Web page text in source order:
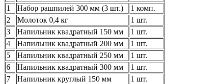
1
Набор рашпилей 300 мм (3 шт.)
1 комп.
2
Молоток 0,4 кг
1 шт.
3
Напильник квадратный 150 мм
1 шт.
4
Напильник квадратный 200 мм
1 шт.
5
Напильник квадратный 250 мм
1 шт.
6
Напильник квадратный 300 мм
1 шт.
7
Напильник круглый 150 мм
1 шт.